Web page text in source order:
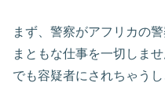
まず、警察がアフリカの
まともな仕事を一切しま
でも容疑者にされちゃう